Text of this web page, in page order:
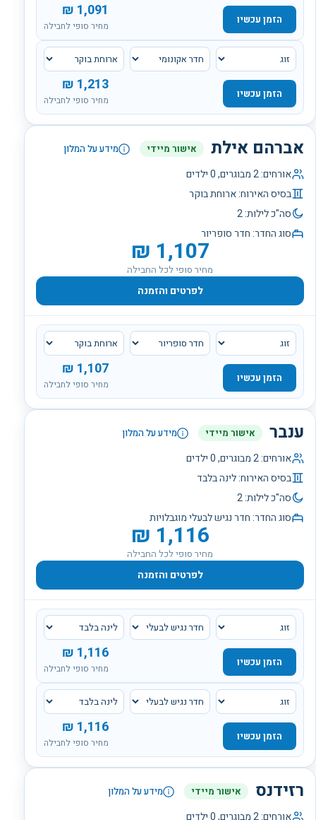
1,091
₪
מחיר סופי לחבילה
הזמן עכשיו
1,213
₪
מחיר סופי לחבילה
הזמן עכשיו
אברהם אילת אישור מיידי מידע על המלון
אורחים:2מבוגרים,0ילדים
בסיס האירוח:ארוחת בוקר
סה"כ לילות:2
סוג החדר:חדר סופריור
1,107
₪
מחיר סופי לכל החבילה
לפרטים והזמנה
1,107
₪
מחיר סופי לחבילה
הזמן עכשיו
ענבר אישור מיידי מידע על המלון
אורחים:2מבוגרים,0ילדים
בסיס האירוח:לינה בלבד
סה"כ לילות:2
סוג החדר:חדר נגיש לבעלי מוגבלויות
1,116
₪
מחיר סופי לכל החבילה
לפרטים והזמנה
1,116
₪
מחיר סופי לחבילה
הזמן עכשיו
1,116
₪
מחיר סופי לחבילה
הזמן עכשיו
רזידנס אישור מיידי מידע על המלון
אורחים:2מבוגרים,0ילדים